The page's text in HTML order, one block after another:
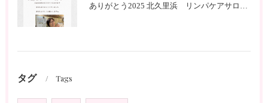
ありがとう2025 北久里浜 リンパケアサロンc-class
タグ Tags